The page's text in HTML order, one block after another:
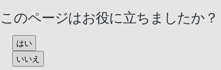
このページはお役に立ちましたか？